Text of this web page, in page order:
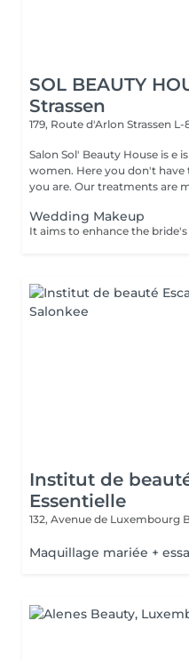
SOL BEAUTY
Strassen
179, Route d'Arlon Strassen L-
Salon Sol' Beauty House is e
women. Here you don't have
you are. Our treatments are
Wedding Makeup
Institut de
Essentielle
132, Avenue de Luxembourg
Maquillage mariée +